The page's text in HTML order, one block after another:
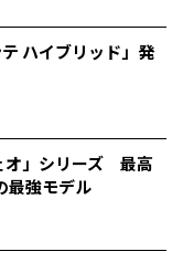
ハイブリッド」発
オ」シリーズ 最高
最強モデル